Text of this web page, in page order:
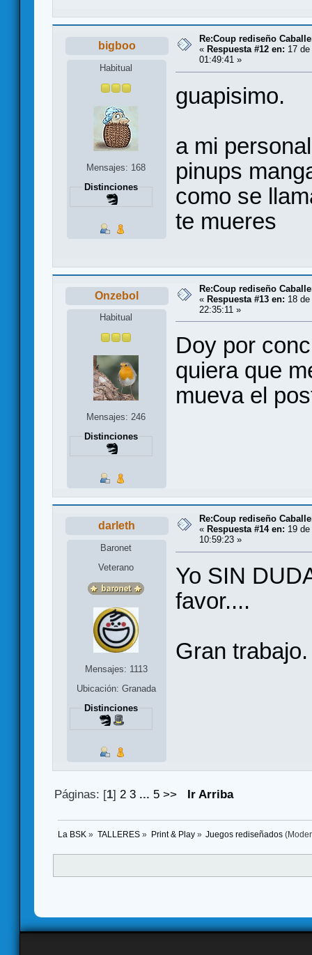
bigboo
Habitual
Mensajes: 168
Distinciones
Re:Coup rediseño
« Respuesta #12 en: 17
01:49:41 »
guapisimo.
a mi
pinups
como se
te mueres
Onzebol
Habitual
Mensajes: 246
Distinciones
Re:Coup rediseño
« Respuesta #13 en: 18
22:35:11 »
Doy por
quiera que
mueva el
darleth
Baronet
Veterano
Mensajes: 1113
Ubicación: Granada
Distinciones
Re:Coup rediseño
« Respuesta #14 en: 19
10:59:23 »
Yo SIN
favor....
Gran trabajo.
Páginas: [1] 2 3 ... 5 >> Ir Arriba
La BSK » TALLERES» Print & Play» Juegos rediseñados